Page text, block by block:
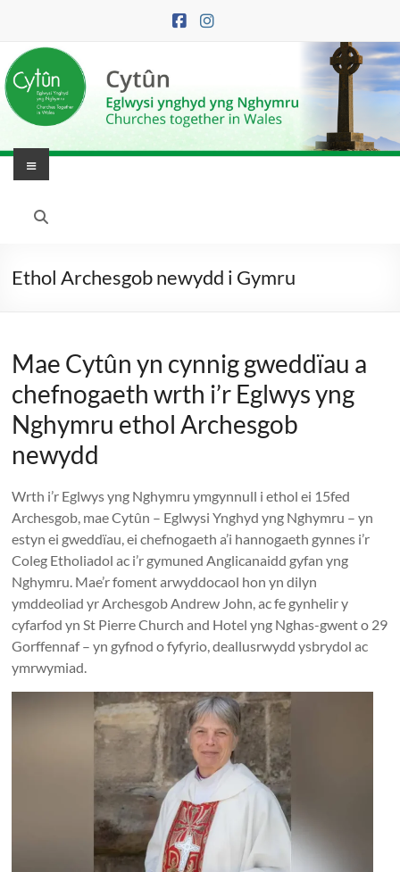
content
Eglwysi
yng
Churches
Together
in
Wales
Eglwysi
ynghyd
yng
Nghymru
Churches
Together
in
Wales
Menu
Ethol Archesgob newydd i Gymru
Mae Cytûn yn cynnig gweddïau a
chefnogaeth wrth i’r Eglwys yng
Nghymru ethol Archesgob
newydd
Wrth i’r Eglwys yng Nghymru ymgynnull i ethol ei 15fed
Archesgob, mae Cytûn – Eglwysi Ynghyd yng Nghymru – yn
estyn ei gweddïau, ei chefnogaeth a’i hannogaeth gynnes i’r
Coleg Etholiadol ac i’r gymuned Anglicanaidd gyfan yng
Nghymru. Mae’r foment arwyddocaol hon yn dilyn
ymddeoliad yr Archesgob Andrew John, ac fe gynhelir y
cyfarfod yn St Pierre Church and Hotel yng Nghas-gwent o 29
Gorffennaf – yn gyfnod o fyfyrio, deallusrwydd ysbrydol ac
ymrwymiad.